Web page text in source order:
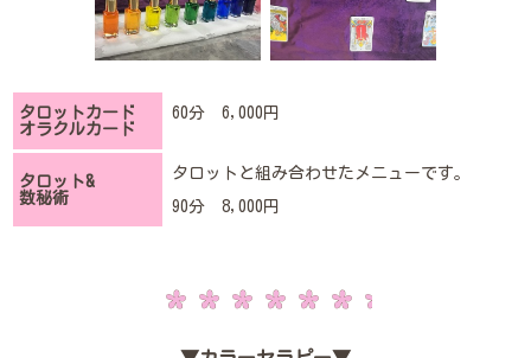
タロットカード
オラクルカード
60分 6,000円
タロット&
数秘術
タロットと組み合わせたメニューです。
90分 8,000円